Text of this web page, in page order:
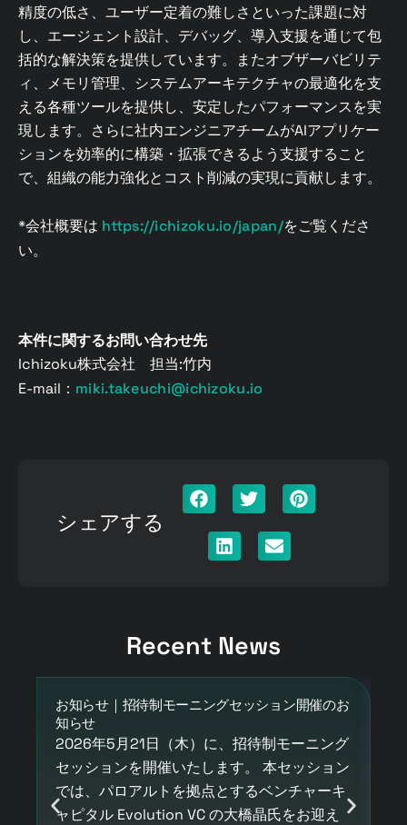
精度の低さ、ユーザー定着の難しさといった課題に対
し、エージェント設計、デバッグ、導入支援を通じて包
括的な解決策を提供しています。またオブザーバビリテ
ィ、メモリ管理、システムアーキテクチャの最適化を支
える各種ツールを提供し、安定したパフォーマンスを実
現します。さらに社内エンジニアチームがAIアプリケー
ションを効率的に構築・拡張できるよう支援すること
で、組織の能力強化とコスト削減の実現に貢献します。
*会社概要は https://ichizoku.io/japan/をご覧くださ
い。
本件に関するお問い合わせ先
Ichizoku株式会社 担当:竹内
E-mail： miki.takeuchi@ichizoku.io
シェアする
Recent News
お知らせ｜招待制モーニングセッション開催のお
知らせ
2026年5月21日（木）に、招待制モーニング
セッションを開催いたします。 本セッション
では、パロアルトを拠点とするベンチャーキ
ャピタル Evolution VC の大橋晶氏をお迎え